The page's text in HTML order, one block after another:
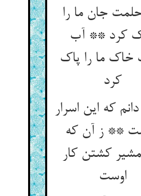
جان ما را
کرد ** آب
خاک ما را پاک
کرد
که این اسرار
** ز آن که
کشتن کار
اوست‌‌